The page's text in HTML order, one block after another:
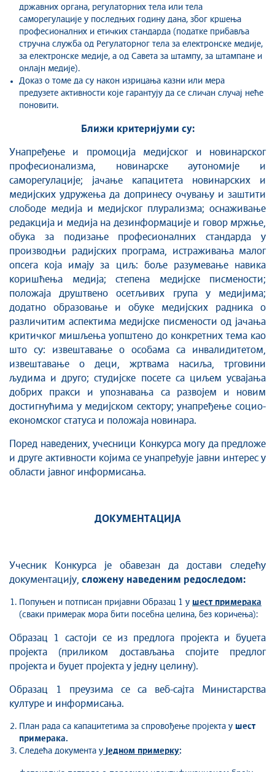
државних органа, регулаторних тела или тела
саморегулације у последњих годину дана, због кршења
професионалних и етичких стандарда (податке прибавља
стручна служба од Регулаторног тела за електронске медије,
за електронске медије, а од Савета за штампу, за штампане и
онлајн медије).
Доказ о томе да су након изрицања казни или мера
предузете активности које гарантују да се сличан случај неће
поновити.
Ближи критеријуми су:
Унапређење и промоција медијског и новинарског
професионализма, новинарске аутономије и
саморегулације; јачање капацитета новинарских и
медијских удружења да допринесу очувању и заштити
слободе медија и медијског плурализма; оснаживање
редакција и медија на дезинформације и говор мржње,
обука за подизање професионалних стандарда у
производњи радијских програма, истраживања малог
опсега која имају за циљ: боље разумевање навика
коришћења медија; степена медијске писмености;
положаја друштвено осетљивих група у медијима;
додатно образовање и обуке медијских радника о
различитим аспектима медијске писмености од јачања
критичког мишљења уопштено до конкретних тема као
што су: извештавање о особама са инвалидитетом,
извештавање о деци, жртвама насиља, трговини
људима и друго; студијске посете са циљем усвајања
добрих пракси и упознавања са развојем и новим
достигнућима у медијском сектору; унапређење социо-
економског статуса и положаја новинара.
Поред наведених, учесници Конкурса могу да предложе
и друге активности којима се унапређује јавни интерес у
области јавног информисања.
ДОКУМЕНТАЦИЈA
Учесник Конкурса је обавезан да достави следећу
документацију, сложену наведеним редоследом:
Попуњен и потписан пријавни Образац 1 у шестпримерака
(сваки примерак мора бити посебна целина, без коричења):
Образац 1 састоји се из предлога пројекта и буџета
пројекта (приликом достављања спојите предлог
пројекта и буџет пројекта у једну целину).
Образац 1 преузима се са веб-сајта Министарства
културе и информисања.
План рада са капацитетима за спровођење пројекта у шест
примерака.
Следећа документа у једном примерку: